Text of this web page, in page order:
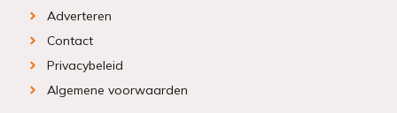
Adverteren
Contact
Privacybeleid
Algemene voorwaarden